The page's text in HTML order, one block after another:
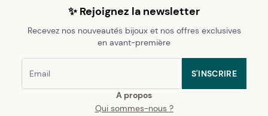
A propos
Qui sommes-nous ?
✨ Rejoignez la newsletter
Recevez nos nouveautés bijoux et nos offres exclusives
en avant-première
S'INSCRIRE